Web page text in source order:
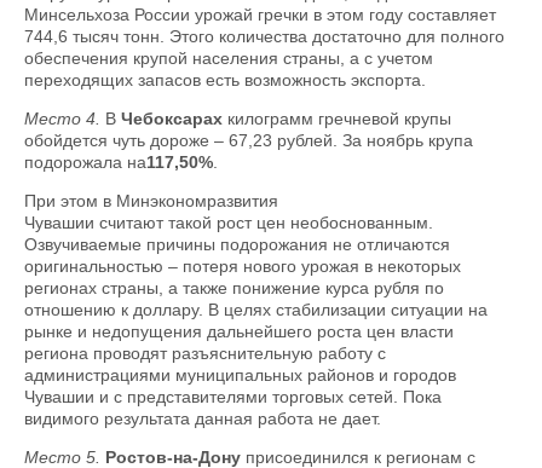
Минсельхоза России урожай гречки в этом году составляет
744,6 тысяч тонн. Этого количества достаточно для полного
обеспечения крупой населения страны, а с учетом
переходящих запасов есть возможность экспорта.
Место 4. В Чебоксарах килограмм гречневой крупы
обойдется чуть дороже – 67,23 рублей. За ноябрь крупа
подорожала на117,50%
При этом в Минэкономразвития
Чувашии считают такой рост цен необоснованным.
Озвучиваемые причины подорожания не отличаются
оригинальностью – потеря нового урожая в некоторых
регионах страны, а также понижение курса рубля по
отношению к доллару. В целях стабилизации ситуации на
рынке и недопущения дальнейшего роста цен власти
региона проводят разъяснительную работу с
администрациями муниципальных районов и городов
Чувашии и с представителями торговых сетей. Пока
видимого результата данная работа не дает.
Место 5. Ростов-на-Дону присоединился к регионам с